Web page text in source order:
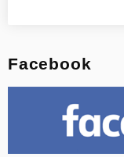
Facebook